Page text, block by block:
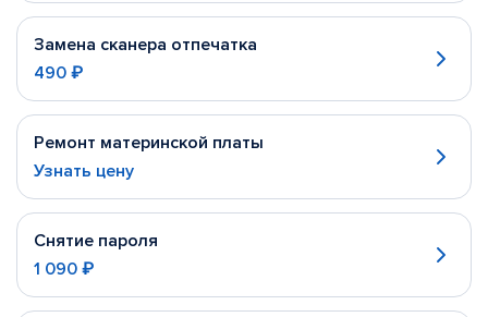
Замена сканера отпечатка
490 ₽
Ремонт материнской платы
Узнать цену
Снятие пароля
1 090 ₽